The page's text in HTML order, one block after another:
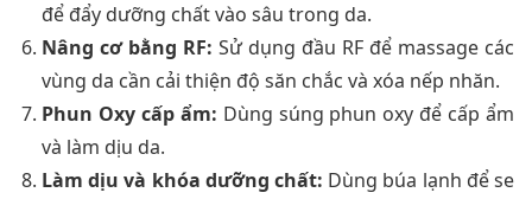
để đẩy dưỡng chất vào sâu trong da.
Nâng cơ bằng RF: Sử dụng đầu RF để massage các
vùng da cần cải thiện độ săn chắc và xóa nếp nhăn.
Phun Oxy cấp ẩm: Dùng súng phun oxy để cấp ẩm
và làm dịu da.
Làm dịu và khóa dưỡng chất: Dùng búa lạnh để se